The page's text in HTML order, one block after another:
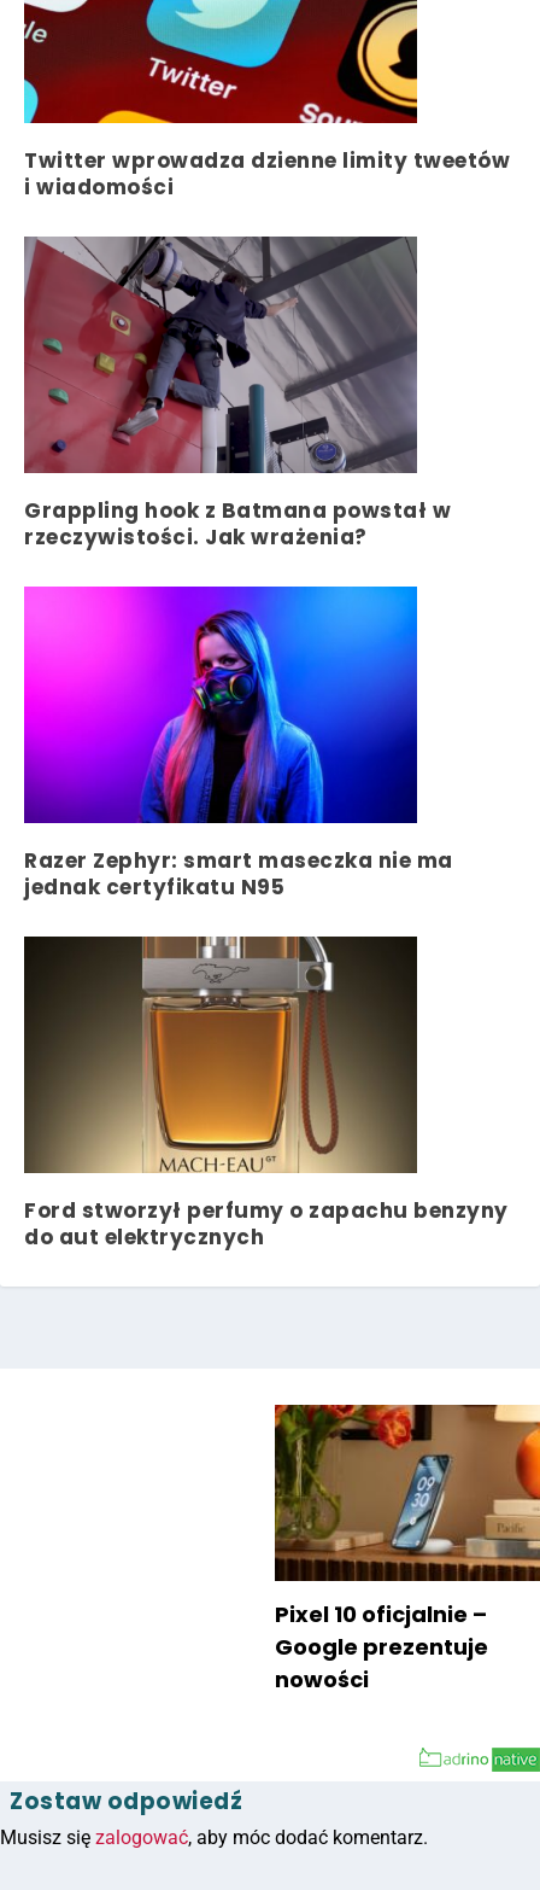
Twitter wprowadza dzienne limity tweetów
i wiadomości
Grappling hook z Batmana powstał w
rzeczywistości. Jak wrażenia?
Razer Zephyr: smart maseczka nie ma
jednak certyfikatu N95
Ford stworzył perfumy o zapachu benzyny
do aut elektrycznych
Pixel 10 oficjalnie –
Google prezentuje
nowości
Zostaw odpowiedź
Musisz się zalogować, aby móc dodać komentarz.